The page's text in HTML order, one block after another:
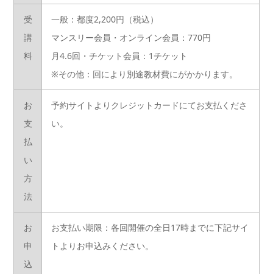
受
講
料
一般：都度2,200円（税込）
マンスリー会員・オンライン会員：770円
月4.6回・チケット会員：1チケット
※その他：回により別途教材費にがかかります。
お
支
払
い
方
法
予約サイトよりクレジットカードにてお支払くださ
い。
お
申
込
お支払い期限：各回開催の全日17時までに下記サイ
トよりお申込みください。